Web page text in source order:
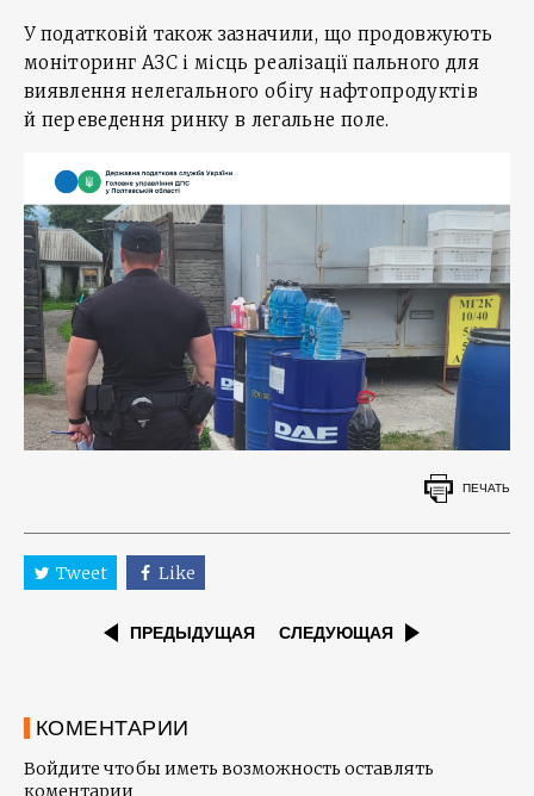
У податковій також зазначили, що продовжують
моніторинг АЗС і місць реалізації пального для
виявлення нелегального обігу нафтопродуктів
й переведення ринку в легальне поле.
ПЕЧАТЬ
Tweet Like
ПРЕДЫДУЩАЯ СЛЕДУЮЩАЯ
КОМЕНТАРИИ
Войдите чтобы иметь возможность оставлять
коментарии